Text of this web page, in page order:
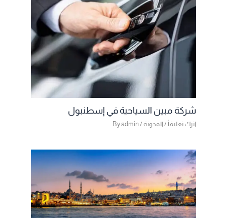
شركة مبين السياحية في إسطنبول
اترك تعليقاً / المدونة/ By
admin